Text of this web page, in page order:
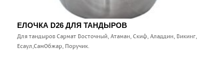
ЕЛОЧКА D26 ДЛЯ ТАНДЫРОВ
Для тандыров Сармат Восточный, Атаман, Скиф, Аладдин, Викинг,
Есаул,СамОбжар, Поручик.